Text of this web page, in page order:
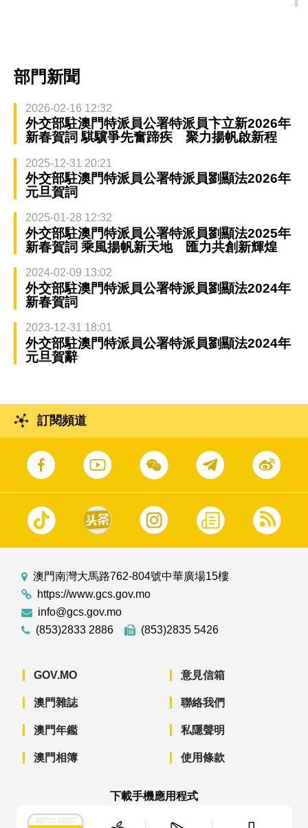
部門新聞
2026-02-16 12:32
外交部駐澳門特派員公署特派員卞立新2026年
新春賀詞 騏驥爭先奮蹄疾 聚力揚帆啟新程
2025-12-31 20:21
外交部駐澳門特派員公署特派員劉顯法2026年
元旦賀詞
2025-01-28 12:32
外交部駐澳門特派員公署特派員劉顯法2025年
新春賀詞 乘風揚帆新天地 匯力共創新輝煌
2024-02-09 13:02
外交部駐澳門特派員公署特派員劉顯法2024年
新春賀詞
2023-12-31 18:01
外交部駐澳門特派員公署特派員劉顯法2024年
元旦賀辭
訂閱頻道
澳門南灣大馬路762-804號中華廣場15樓
https://www.gcs.gov.mo
info@gcs.gov.mo
(853)2833 2886
(853)2835 5426
GOV.MO
澳門雜誌
澳門年鑑
澳門相簿
意見信箱
聯絡我們
私隱聲明
使用條款
下載手機應用程式